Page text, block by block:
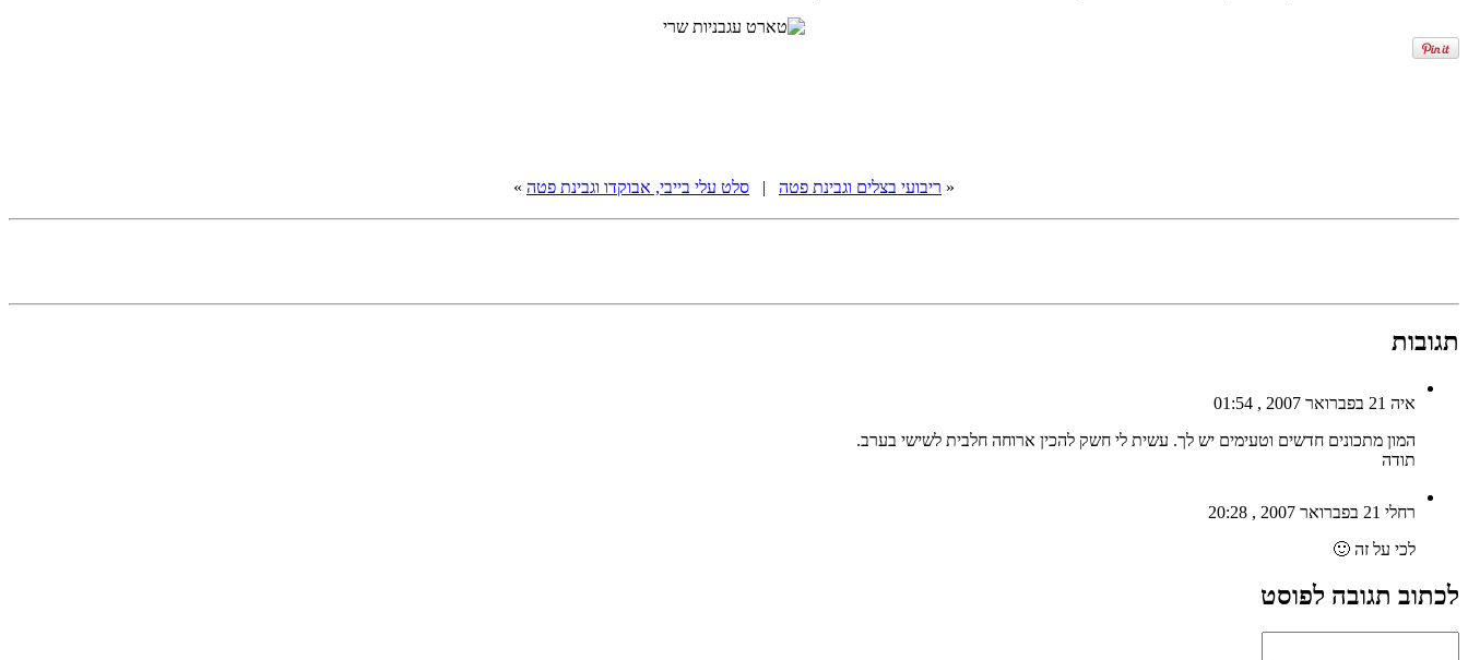
« ריבועי בצלים וגבינת פטה | סלט עלי בייבי, אבוקדו וגבינת פטה »
תגובות
איה 21 בפברואר 2007 , 01:54
המון מתכונים חדשים וטעימים יש לך. עשית לי חשק להכין ארוחה חלבית לשישי בערב.
תודה
רחלי 21 בפברואר 2007 , 20:28
לכי על זה 🙂
לכתוב תגובה לפוסט